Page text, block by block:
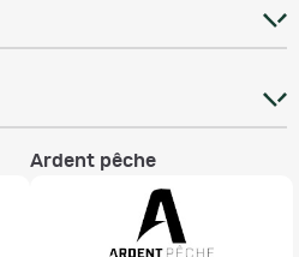
Ardent pêche